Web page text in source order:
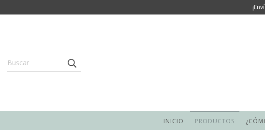
INICIO PRODUCTOS